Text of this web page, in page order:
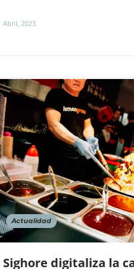
Abril, 2023
Actualidad
Sighore digitaliza la